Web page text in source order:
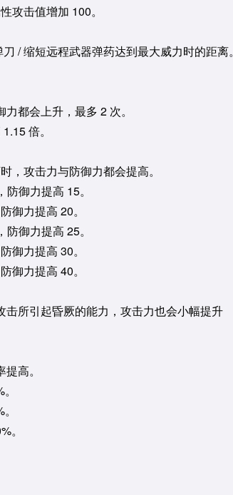
攻击值增加 100。
/ 缩短远程武器弹药达到最大威力时的距离。
都会上升，最多 2 次。
倍。
，攻击力与防御力都会提高。
御力提高 15。
御力提高 20。
御力提高 25。
御力提高 30。
御力提高 40。
击所引起昏厥的能力，攻击力也会小幅提升
高。
。